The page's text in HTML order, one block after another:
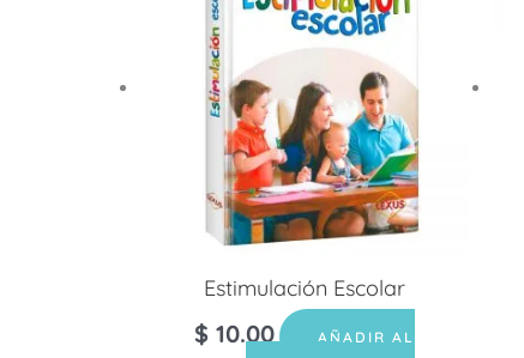
Estimulación Escolar
$ 10.00
AÑADIR AL